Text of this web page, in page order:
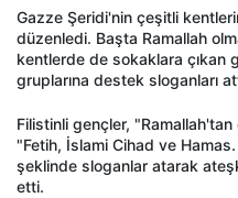
Gazze Şeridi'nin çeşitli
düzenledi. Başta Ramallah
kentlerde de sokaklara çıkan
gruplarına destek sloganları
Filistinli gençler,
"Fetih, İslami Cihad ve
şeklinde sloganlar atarak
etti.